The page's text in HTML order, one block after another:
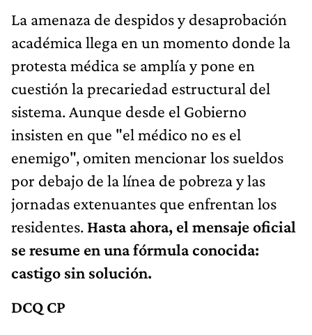
La amenaza de despidos y desaprobación
académica llega en un momento donde la
protesta médica se amplía y pone en
cuestión la precariedad estructural del
sistema. Aunque desde el Gobierno
insisten en que "el médico no es el
enemigo", omiten mencionar los sueldos
por debajo de la línea de pobreza y las
jornadas extenuantes que enfrentan los
residentes. Hasta ahora, el mensaje oficial
se resume en una fórmula conocida:
castigo sin solución.
DCQ CP